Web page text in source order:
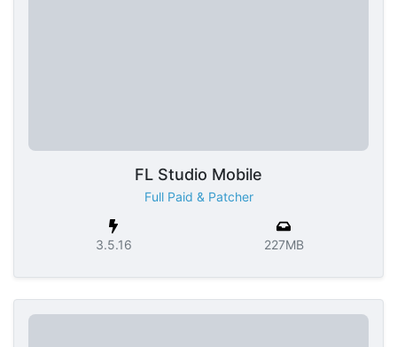
FL Studio Mobile
Full Paid & Patcher
3.5.16 227MB